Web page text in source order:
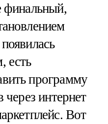
финальный,
есть
программу
через интернет
Вот